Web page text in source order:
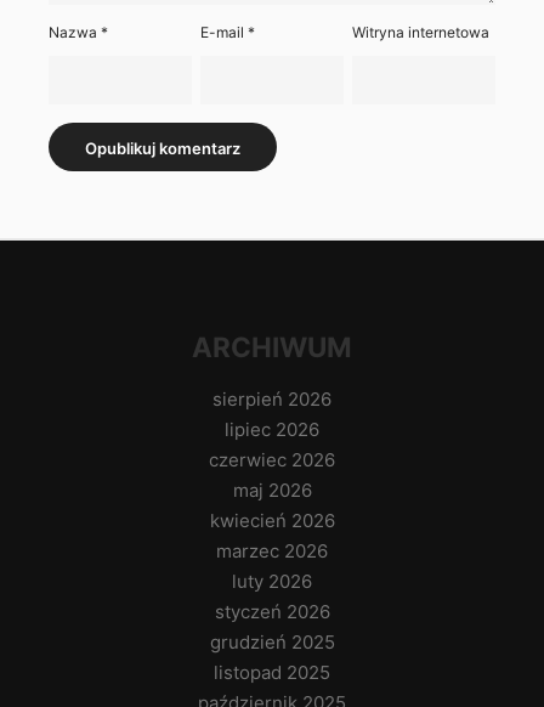
Nazwa * E-mail* Witryna internetowa
ARCHIWUM
sierpień 2026
lipiec 2026
czerwiec 2026
maj 2026
kwiecień 2026
marzec 2026
luty 2026
styczeń 2026
grudzień 2025
listopad 2025